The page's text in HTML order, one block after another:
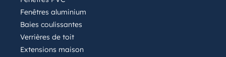
Fenêtres aluminium
Baies coulissantes
Verrières de toit
Extensions maison